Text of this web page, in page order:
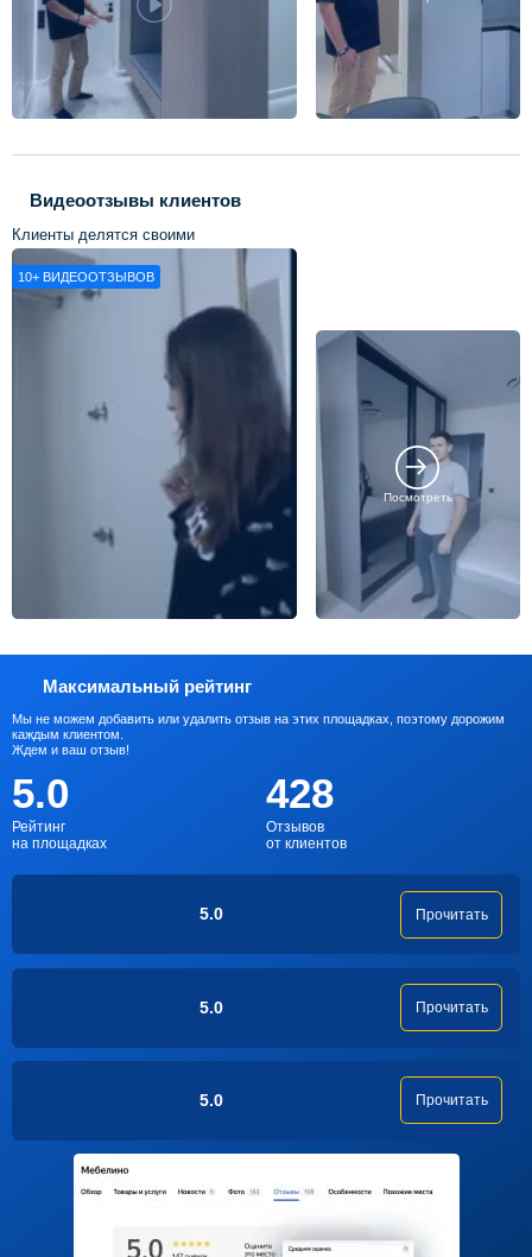
Видеоотзывы клиентов
Клиенты делятся своими
впечатлениями о нашей работе
10+ ВИДЕООТЗЫВОВ
Посмотреть
Максимальный рейтинг
Мы не можем добавить или удалить отзыв на этих площадках, поэтому дорожим
каждым клиентом.
Ждем и ваш отзыв!
5.0
Рейтинг
на площадках
428
Отзывов
от клиентов
5.0 Прочитать
5.0 Прочитать
5.0 Прочитать